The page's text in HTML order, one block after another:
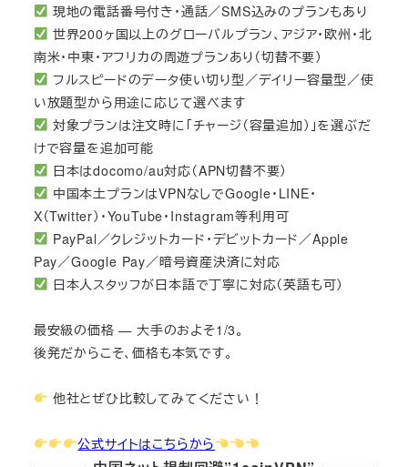
現地の電話番号付き・通話／SMS込みのプランもあり
世界200ヶ国以上のグローバルプラン、アジア・欧州・北
南米・中東・アフリカの周遊プランあり（切替不要）
フルスピードのデータ使い切り型／デイリー容量型／使
い放題型から用途に応じて選べます
対象プランは注文時に「チャージ（容量追加）」を選ぶだ
けで容量を追加可能
日本はdocomo/au対応（APN切替不要）
中国本土プランはVPNなしでGoogle・LINE・
X（Twitter）・YouTube・Instagram等利用可
PayPal／クレジットカード・デビットカード／Apple
Pay／Google Pay／暗号資産決済に対応
日本人スタッフが日本語で丁寧に対応（英語も可）
最安級の価格 — 大手のおよそ1/3。
後発だからこそ、価格も本気です。
他社とぜひ比較してみてください！
公式サイトはこちらから